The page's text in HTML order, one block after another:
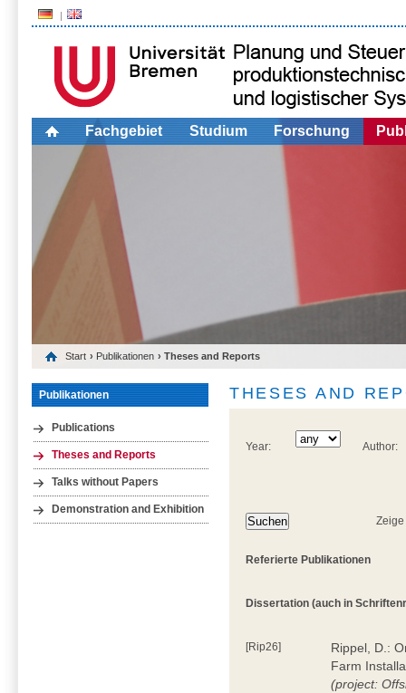
Fachgebiet Studium Forschung
Start › Publikationen › Theses and Reports
Publikationen
Publications
Theses and Reports
Talks without Papers
Demonstration and Exhibition
THESES AND
Year: Author:
Referierte Publikationen
Dissertation (auch in
[Rip26]
Rippel, D.:
Farm
(project: